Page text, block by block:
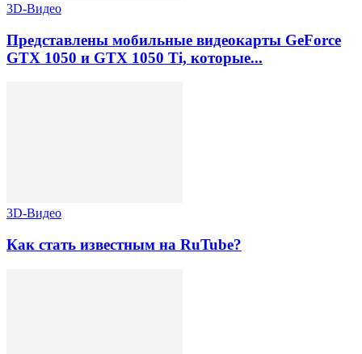
3D-Видео
Представлены мобильные видеокарты GeForce
GTX 1050 и GTX 1050 Ti, которые...
3D-Видео
Как стать известным на RuTube?